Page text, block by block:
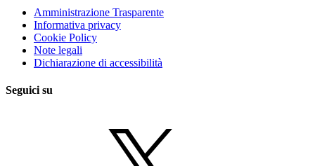
Amministrazione Trasparente
Informativa privacy
Cookie Policy
Note legali
Dichiarazione di accessibilità
Seguici su